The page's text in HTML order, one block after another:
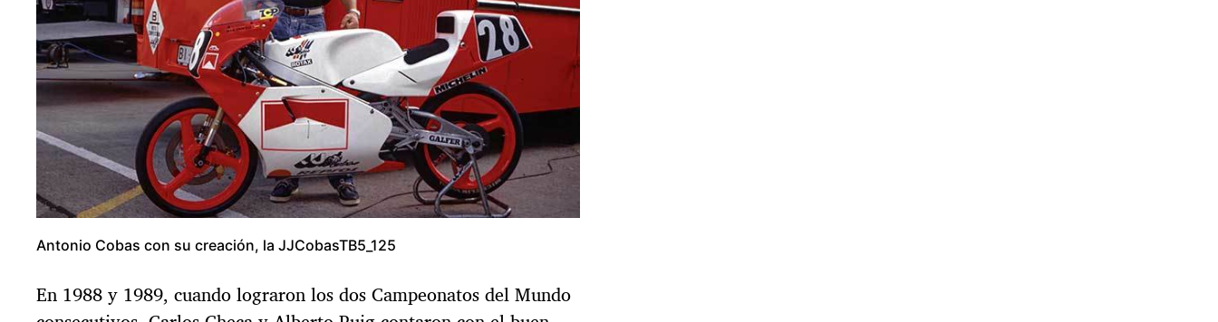
Antonio Cobas con su creación, la JJCobasTB5_125
En 1988 y 1989, cuando lograron los dos Campeonatos del Mundo